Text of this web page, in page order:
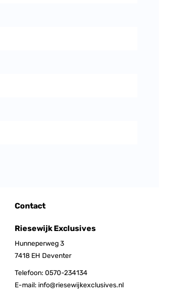
Contact
Riesewijk Exclusives
Hunneperweg 3
7418 EH Deventer
Telefoon: 0570-234134
E-mail: info@riesewijkexclusives.nl